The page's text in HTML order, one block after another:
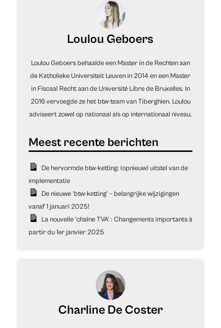
Loulou Geboers
Loulou Geboers behaalde een Master in de Rechten aan
de Katholieke Universiteit Leuven in 2014 en een Master
in Fiscaal Recht aan de Université Libre de Bruxelles. In
2016 vervoegde ze het btw-team van Tiberghien. Loulou
adviseert zowel op nationaal als op internationaal niveau.
De hervormde btw-ketting: (opnieuw) uitstel van de
implementatie
De nieuwe ‘btw-ketting’ – belangrijke wijzigingen
vanaf 1 januari 2025!
La nouvelle ‘chaîne TVA’ : Changements importants à
partir du 1er janvier 2025
Charline De Coster